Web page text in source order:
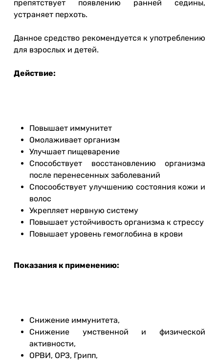
препятствует появлению ранней седины,
устраняет перхоть.
Данное средство рекомендуется к употреблению
для взрослых и детей.
Действие:
Повышает иммунитет
Омолаживает организм
Улучшает пищеварение
Способствует восстановлению организма
после перенесенных заболеваний
Спосообствует улучшению состояния кожи и
волос
Укрепляет нервную систему
Повышает устойчивость организма к стрессу
Повышает уровень гемоглобина в крови
Показания к применению:
Снижение иммунитета,
Снижение умственной и физической
активности,
ОРВИ, ОРЗ, Грипп,